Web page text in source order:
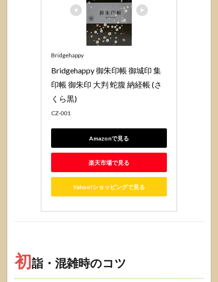
Bridgehappy
Bridgehappy 御朱印帳 御城印 集
印帳 御朱印 大判 蛇腹 納経帳 (さ
くら黒)
CZ-001
Amazonで見る
楽天市場で見る
Yahoo!ショッピングで見る
初詣・混雑時のコツ